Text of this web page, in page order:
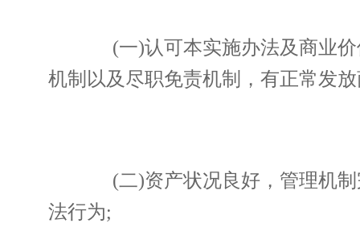
(一)认可本实施办法及商业价
机制以及尽职免责机制，有正常发
(二)资产状况良好，管理机制
法行为;